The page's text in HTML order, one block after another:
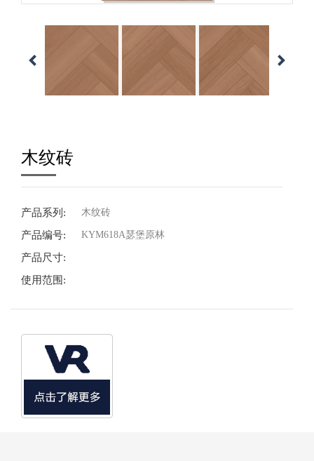
木纹砖
产品系列: 木纹砖
产品编号: KYM618A瑟堡原林
产品尺寸:
使用范围: